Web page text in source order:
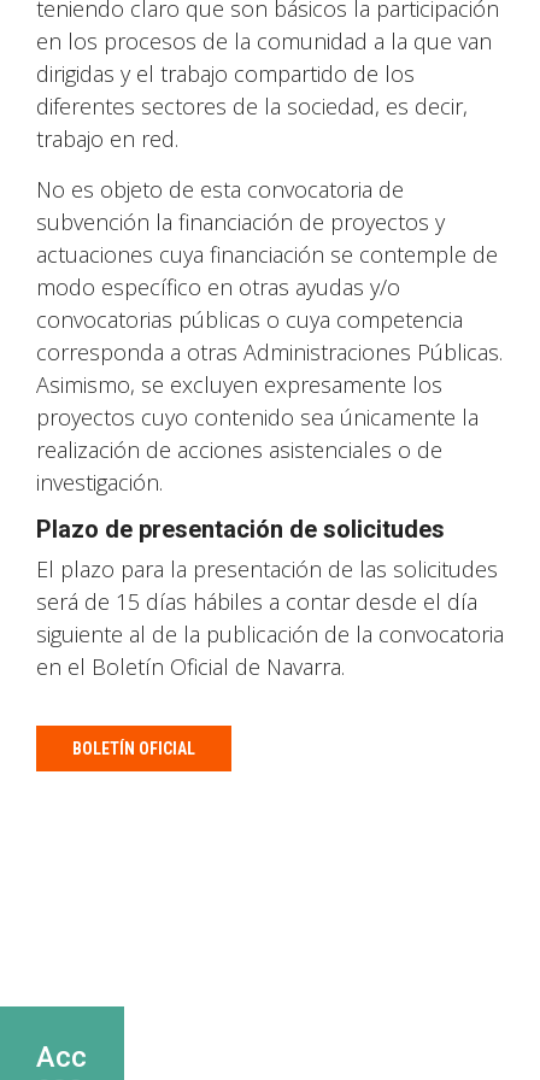
teniendo claro que son básicos la participación
en los procesos de la comunidad a la que van
dirigidas y el trabajo compartido de los
diferentes sectores de la sociedad, es decir,
trabajo en red.
No es objeto de esta convocatoria de
subvención la financiación de proyectos y
actuaciones cuya financiación se contemple de
modo específico en otras ayudas y/o
convocatorias públicas o cuya competencia
corresponda a otras Administraciones Públicas.
Asimismo, se excluyen expresamente los
proyectos cuyo contenido sea únicamente la
realización de acciones asistenciales o de
investigación.
Plazo de presentación de solicitudes
El plazo para la presentación de las solicitudes
será de 15 días hábiles a contar desde el día
siguiente al de la publicación de la convocatoria
en el Boletín Oficial de Navarra.
BOLETÍN OFICIAL
Acc